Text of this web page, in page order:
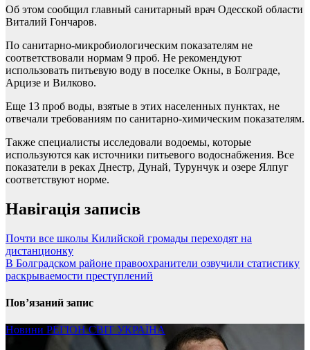
Об этом сообщил главный санитарный врач Одесской области
Виталий Гончаров.
По санитарно-микробиологическим показателям не
соответствовали нормам 9 проб. Не рекомендуют
использовать питьевую воду в поселке Окны, в Болграде,
Арцизе и Вилково.
Еще 13 проб воды, взятые в этих населенных пунктах, не
отвечали требованиям по санитарно-химическим показателям.
Также специалисты исследовали водоемы, которые
используются как источники питьевого водоснабжения. Все
показатели в реках Днестр, Дунай, Турунчук и озере Ялпуг
соответствуют норме.
Навігація записів
Почти все школы Килийской громады переходят на
дистанционку
В Болградском районе правоохранители озвучили статистику
раскрываемости преступлений
Пов’язаний запис
Новини РЕГІОНСВІТ УКРАЇНА